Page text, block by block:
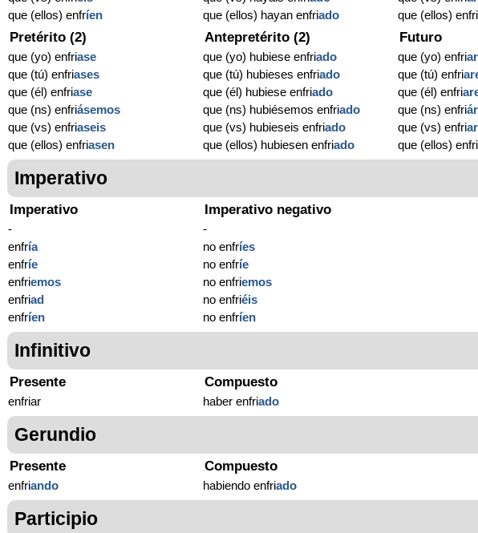
que (ellos) enfríen
que (ellos) hayan enfriado
que (ellos) enfri
Pretérito (2)
que (yo) enfriase
que (tú) enfriases
que (él) enfriase
que (ns) enfriásemos
que (vs) enfriaseis
que (ellos) enfriasen
Antepretérito (2)
que (yo) hubiese enfriado
que (tú) hubieses enfriado
que (él) hubiese enfriado
que (ns) hubiésemos enfriado
que (vs) hubieseis enfriado
que (ellos) hubiesen enfriado
Futuro
que (yo) enfri
que (tú) enfri
que (él) enfri
que (ns) enfri
que (vs) enfri
que (ellos) enfri
Imperativo
Imperativo
-
enfría
enfríe
enfriemos
enfriad
enfríen
Imperativo negativo
-
no enfríes
no enfríe
no enfriemos
no enfriéis
no enfríen
Infinitivo
Presente
enfriar
Compuesto
haber enfriado
Gerundio
Presente
enfriando
Compuesto
habiendo enfriado
Participio